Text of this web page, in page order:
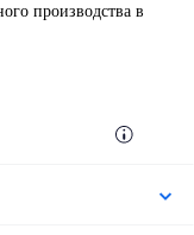
производства в